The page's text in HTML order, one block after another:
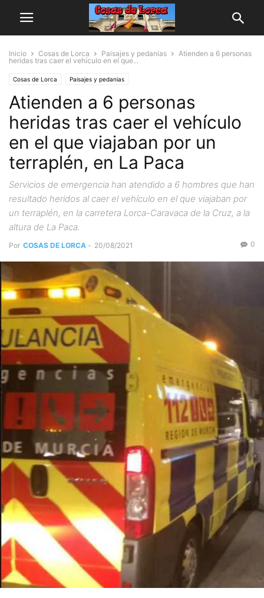
Inicio Cosas de Lorca Paisajes y pedanias
Atienden a 6 personas
heridas tras caer el vehículo en el que...
Cosas de Lorca Paisajes y pedanias
Atienden a 6 personas
heridas tras caer el vehículo
en el que viajaban por un
terraplén, en La Paca
Servicios de emergencia han atendido a 6 hombres que han
resultado heridos al caer el vehículo en el que viajaban por
un terraplén, en la carretera Lorca-Caravaca de la Cruz, a la
altura de La Paca.
Por COSAS DE LORCA - 20/08/2021 0